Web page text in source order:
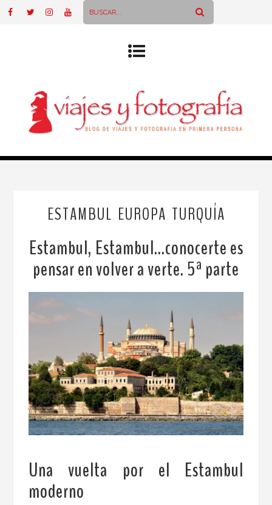
ESTAMBUL EUROPA TURQUÍA
Estambul, Estambul…conocerte es
pensar en volver a verte. 5ª parte
Una vuelta por el Estambul
moderno